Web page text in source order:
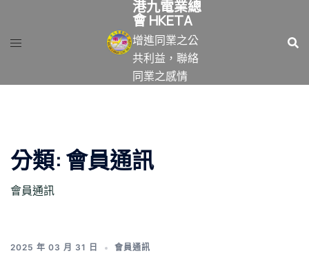
港九電業總
會 HKETA
增進同業之公
共利益，聯絡
同業之感情
分類:會員通訊
會員通訊
2025 年 03 月 31 日 會員通訊